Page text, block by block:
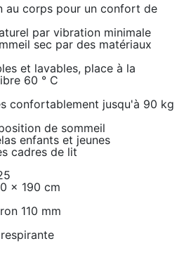
au corps pour un confort de
par vibration minimale
sec par des matériaux
et lavables, place à la
60 ° C
confortablement jusqu'à 90 kg
de sommeil
enfants et jeunes
cadres de lit
x 190 cm
110 mm